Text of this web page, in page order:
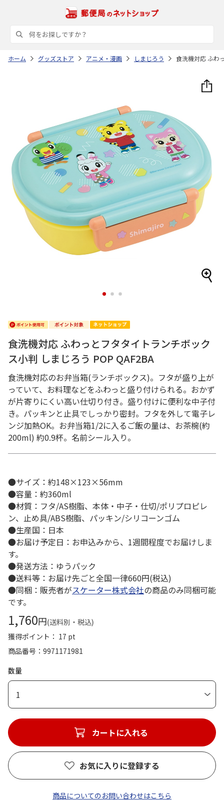
ホーム グッズストア アニメ・漫画 しまじろう 食洗機対応 ふわ
1 2 3
食洗機対応 ふわっとフタタイトランチボック
ス小判 しまじろう POP QAF2BA
食洗機対応のお弁当箱(ランチボックス)。フタが盛り上が
っていて、お料理などをふわっと盛り付けられる。おかず
が片寄りにくい高い仕切り付き。盛り付けに便利な中子付
き。パッキンと止具でしっかり密封。フタを外して電子レ
ンジ加熱OK。お弁当箱1/2に入るご飯の量は、お茶椀(約
200ml) 約0.9杯。名前シール入り。
●サイズ：約148×123×56mm
●容量：約360ml
●材質：フタ/AS樹脂、本体・中子・仕切/ポリプロピレ
ン、止め具/ABS樹脂、パッキン/シリコーンゴム
●生産国：日本
●お届け予定日：お申込みから、1週間程度でお届けしま
す。
●発送方法：ゆうパック
●送料等：お届け先ごと全国一律660円(税込)
●同梱：販売者がスケーター株式会社の商品のみ同梱可能
です。
1,760円(送料別・税込)
獲得ポイント： 17 pt
商品番号
9971171981
数量
1
カートに入れる
お気に入りに登録する
商品についてのお問い合わせはこちら